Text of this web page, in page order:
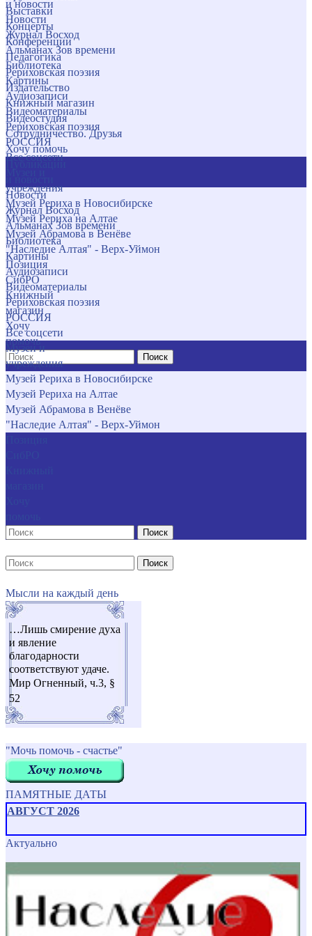
и новости
Новости
Журнал Восход
Альманах Зов времени
Библиотека
Картины
Аудиозаписи
Видеоматериалы
Рериховская поэзия
РОССИЯ
Все соцсети
учреждения
Музей Рериха в Новосибирске
Музей Рериха на Алтае
Музей Абрамова в Венёве
"Наследие Алтая" - Верх-Уймон
Позиция
СибРО
Книжный
магазин
Хочу
помочь
Поиск
Выставки
Концерты
Конференции
Педагогика
Рериховская поэзия
Издательство
Книжный магазин
Видеостудия
Сотрудничество. Друзья
Хочу помочь
Новости
Журнал Восход
Альманах Зов времени
Библиотека
Картины
Аудиозаписи
Видеоматериалы
Рериховская поэзия
РОССИЯ
Все соцсети
Музеи и
учреждения
Музей Рериха в Новосибирске
Музей Рериха на Алтае
Музей Абрамова в Венёве
"Наследие Алтая" - Верх-Уймон
Поиск
Поиск
Мысли на каждый день
…Лишь смирение духа
и явление
благодарности
соответствуют удаче.
Мир Огненный, ч.3, §
52
"Мочь помочь - счастье"
ПАМЯТНЫЕ ДАТЫ
АВГУСТ 2026
Актуально